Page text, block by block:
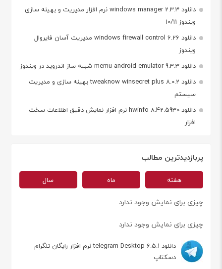
دانلود windows manager 2.3.3 نرم افزار مدیریت و بهینه سازی
ویندوز 10/11
دانلود windows firewall control 6.26 مدیریت آسان فایروال
ویندوز
دانلود memu android emulator 9.3.3 شبیه ساز اندروید در ویندوز
دانلود tweaknow winsecret plus 8.0.2 بهینه سازی و مدیریت
سیستم
دانلود hwinfo 8.42.5930 نرم افزار نمایش دقیق اطلاعات سخت
افزار
پربازدیدترین مطالب
هفته ماه سال
چیزی برای نمایش وجود ندارد
چیزی برای نمایش وجود ندارد
دانلود telegram Desktop 6.5.1 نرم افزار رایگان تلگرام
دسکتاپ